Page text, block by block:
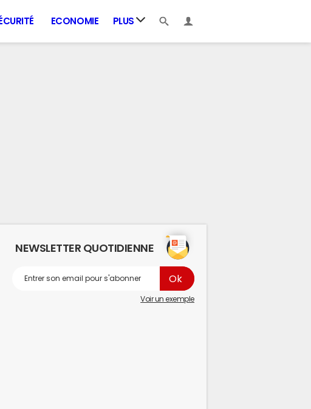
ECONOMIE PLUS
NEWSLETTER QUOTIDIENNE
Voir un exemple